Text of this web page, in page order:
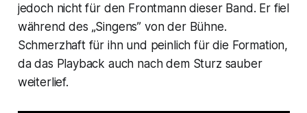
jedoch nicht für den Frontmann dieser Band. Er fiel
während des „Singens” von der Bühne.
Schmerzhaft für ihn und peinlich für die Formation,
da das Playback auch nach dem Sturz sauber
weiterlief.